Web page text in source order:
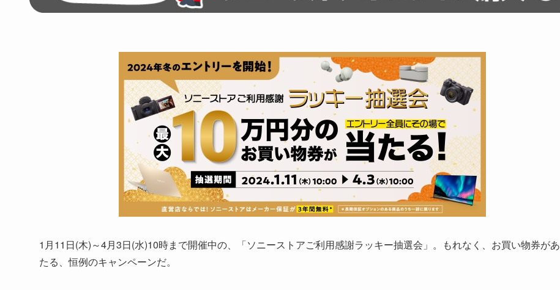
1月11日(木)～4月3日(水)10時まで開催中の、「ソニーストアご利用感謝ラッキー抽選会」。もれなく、お買い物券があ
たる、恒例のキャンペーンだ。